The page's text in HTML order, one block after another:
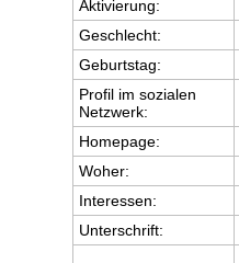
Aktivierung:
Geschlecht:
Geburtstag:
Profil im sozialen
Netzwerk:
Homepage:
Woher:
Interessen:
Unterschrift: